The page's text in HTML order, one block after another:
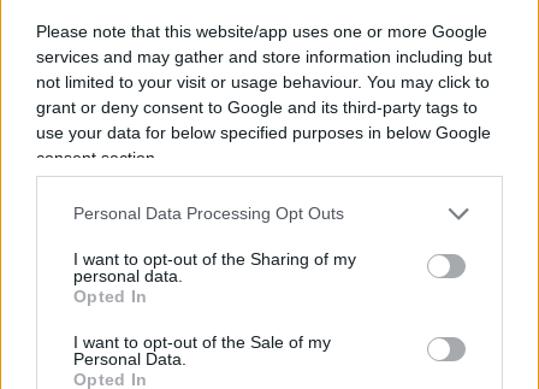
Please note that this website/app uses one or more Google
services and may gather and store information including but
not limited to your visit or usage behaviour. You may click to
grant or deny consent to Google and its third-party tags to
use your data for below specified purposes in below Google
consent section.
Personal Data Processing Opt Outs
I want to opt-out of the Sharing of my
personal data.
Opted In
I want to opt-out of the Sale of my
Personal Data.
Opted In
Molti si era parlato anche delle condizioni
mediche del minore (in barba alla sua
riservatezza), condizioni mediche che richiedono
cure specifiche e che – tra le altre cose – sono alla
base dellaconcessione della Grazia alla
Minetti: per accudirlo ha necessità di lasciare
l’Italia e questo le sarebbe stato impossibile se
costretta a scontare la pena a 3 anni 11 mesi, ai
servizi sociali, a causa delle condanne per
favoreggiamento della prostituzione e peculato. La
procura ha infatti confermato il “grave quadro